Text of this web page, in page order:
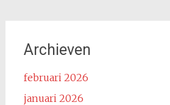
Archieven
februari 2026
januari 2026